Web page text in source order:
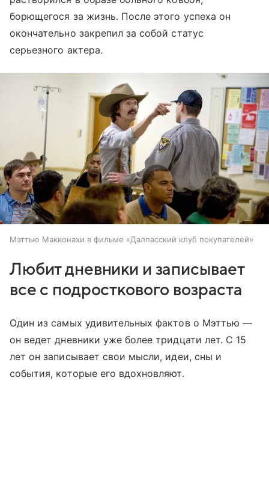
борющегося за жизнь. После этого успеха он
окончательно закрепил за собой статус
серьезного актера.
Мэттью Макконахи в фильме «Далласский клуб покупателей»
Любит дневники и записывает
все с подросткового возраста
Один из самых удивительных фактов о Мэттью —
он ведет дневники уже более тридцати лет. С 15
лет он записывает свои мысли, идеи, сны и
события, которые его вдохновляют.